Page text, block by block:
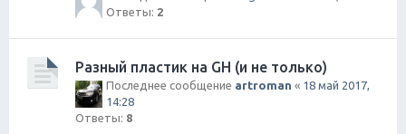
Ответы: 2
Разный пластик на GH (и не только)
Последнее сообщение artroman « 18 май 2017,
14:28
Ответы: 8